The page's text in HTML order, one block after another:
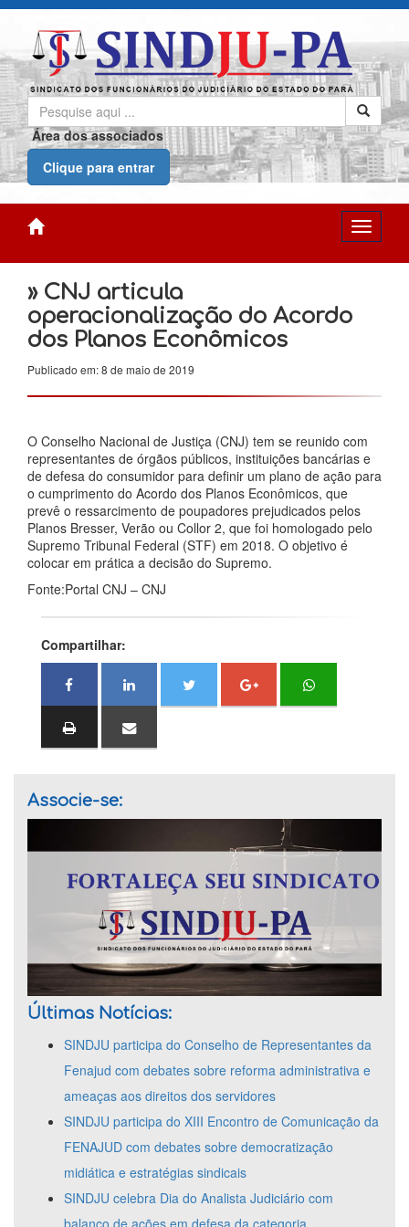
Área dos associados
Clique para entrar
» CNJ articula
operacionalização do Acordo
dos Planos Econômicos
Publicado em: 8 de maio de 2019
O Conselho Nacional de Justiça (CNJ) tem se reunido com
representantes de órgãos públicos, instituições bancárias e
de defesa do consumidor para definir um plano de ação para
o cumprimento do Acordo dos Planos Econômicos, que
prevê o ressarcimento de poupadores prejudicados pelos
Planos Bresser, Verão ou Collor 2, que foi homologado pelo
Supremo Tribunal Federal (STF) em 2018. O objetivo é
colocar em prática a decisão do Supremo.
Fonte:Portal CNJ – CNJ
Compartilhar:
Associe-se:
Últimas Notícias:
SINDJU participa do Conselho de Representantes da
Fenajud com debates sobre reforma administrativa e
ameaças aos direitos dos servidores
SINDJU participa do XIII Encontro de Comunicação da
FENAJUD com debates sobre democratização
midiática e estratégias sindicais
SINDJU celebra Dia do Analista Judiciário com